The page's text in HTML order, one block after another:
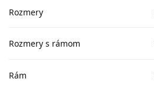
Rozmery
Rozmery s rámom
Rám